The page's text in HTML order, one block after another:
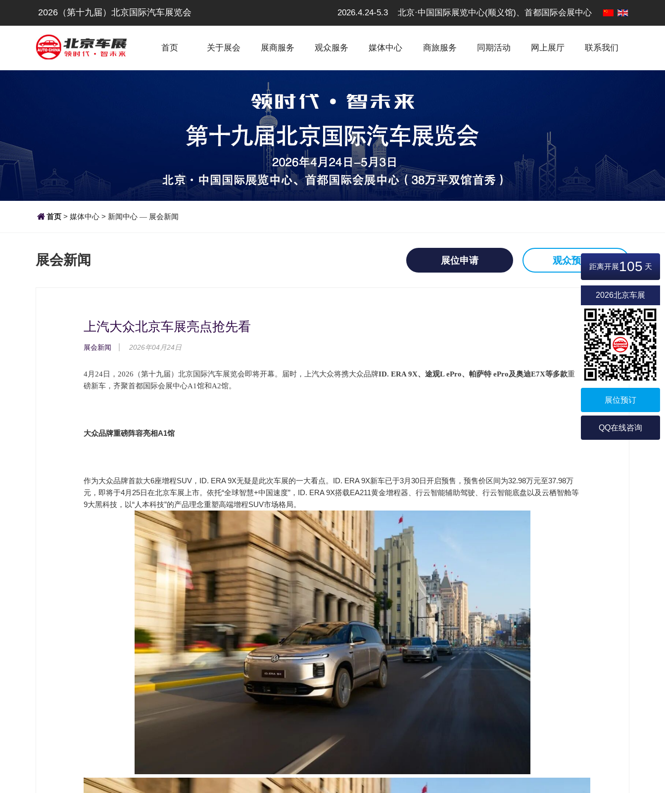
2026（第十九届）北京国际汽车展览会 2026.4.24-5.3 北京·中国国际展览中心(顺义馆)、首都国际会展中心
首页 关于展会 展商服务 观众服务 媒体中心 商旅服务 同期活动 网上展厅 联系我们
距离开展105 天
2026北京车展
展位预订
QQ在线咨询
首页 > 媒体中心 > 新闻中心 — 展会新闻
展会新闻 展位申请 观众预登记
上汽大众北京车展亮点抢先看
展会新闻 2026年04月24日
4月24日，2026（第十九届）北京国际汽车展览会即将开幕。届时，上汽大众将携大众品牌ID. ERA 9X、途观L ePro、帕萨特 ePro及奥迪E7X等多款重
磅新车，齐聚首都国际会展中心A1馆和A2馆。
大众品牌重磅阵容亮相A1馆
作为大众品牌首款大6座增程SUV，ID. ERA 9X无疑是此次车展的一大看点。ID. ERA 9X新车已于3月30日开启预售，预售价区间为32.98万元至37.98万
元，即将于4月25日在北京车展上市。依托“全球智慧+中国速度”，ID. ERA 9X搭载EA211黄金增程器、行云智能辅助驾驶、行云智能底盘以及云栖智舱等
9大黑科技，以“人本科技”的产品理念重塑高端增程SUV市场格局。